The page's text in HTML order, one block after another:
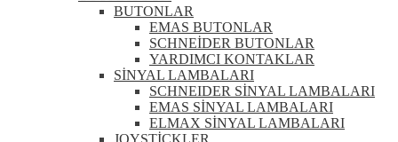
BUTONLAR
EMAS BUTONLAR
SCHNEİDER BUTONLAR
YARDIMCI KONTAKLAR
SİNYAL LAMBALARI
SCHNEIDER SİNYAL LAMBALARI
EMAS SİNYAL LAMBALARI
ELMAX SİNYAL LAMBALARI
JOYSTİCKLER